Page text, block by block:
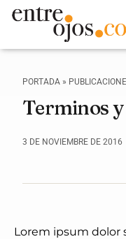
PORTADA »
Terminos
3 DE NOVIEMBRE DE 2016
Lorem ipsum dolor